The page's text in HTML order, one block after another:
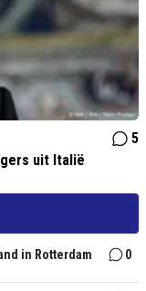
5
uit Italië
in Rotterdam 0